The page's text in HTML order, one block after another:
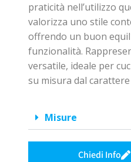
praticità nell’utilizzo
valorizza uno stile
offrendo un buon
funzionalità.
versatile, ideale per
su misura dal
Misure
Chiedi Info